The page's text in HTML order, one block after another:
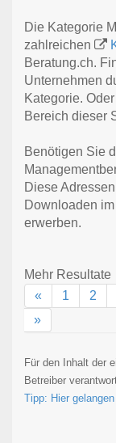
Die Kategorie
zahlreichen
Beratung.ch.
Unternehmen
Kategorie.
Bereich dieser
Benötigen Sie
Diese
Downloaden im
erwerben.
Mehr Resultate
«
1 2
»
Für den Inhalt der
Betreiber
Tipp: Hier